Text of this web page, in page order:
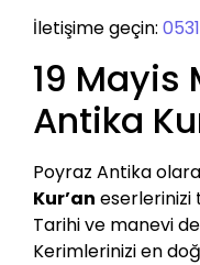
İletişime geçin:
19 Mayis
Antika
Poyraz Antika
Kur’an eserlerinizi
Tarihi ve manevi
Kerimlerinizi en